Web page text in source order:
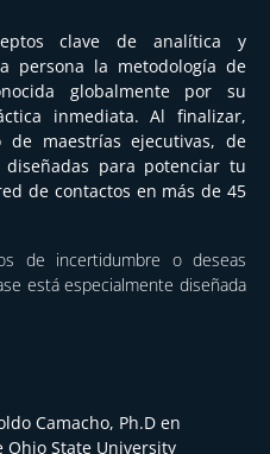
clave de analítica y
persona la metodología de
globalmente por su
inmediata. Al finalizar,
de maestrías ejecutivas, de
para potenciar tu
de contactos en más de 45
de incertidumbre o deseas
está especialmente diseñada
Camacho, Ph.D en
Ohio State University